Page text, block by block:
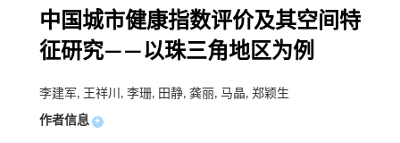
中国城市健康指数评价及其空间特
征研究——以珠三角地区为例
李建军, 王祥川, 李珊, 田静, 龚丽, 马晶, 郑颖生
作者信息 +